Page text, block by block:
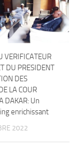
VERIFICATEUR
DU PRESIDENT
DES
LA COUR
DAKAR: Un
enrichissant
2022